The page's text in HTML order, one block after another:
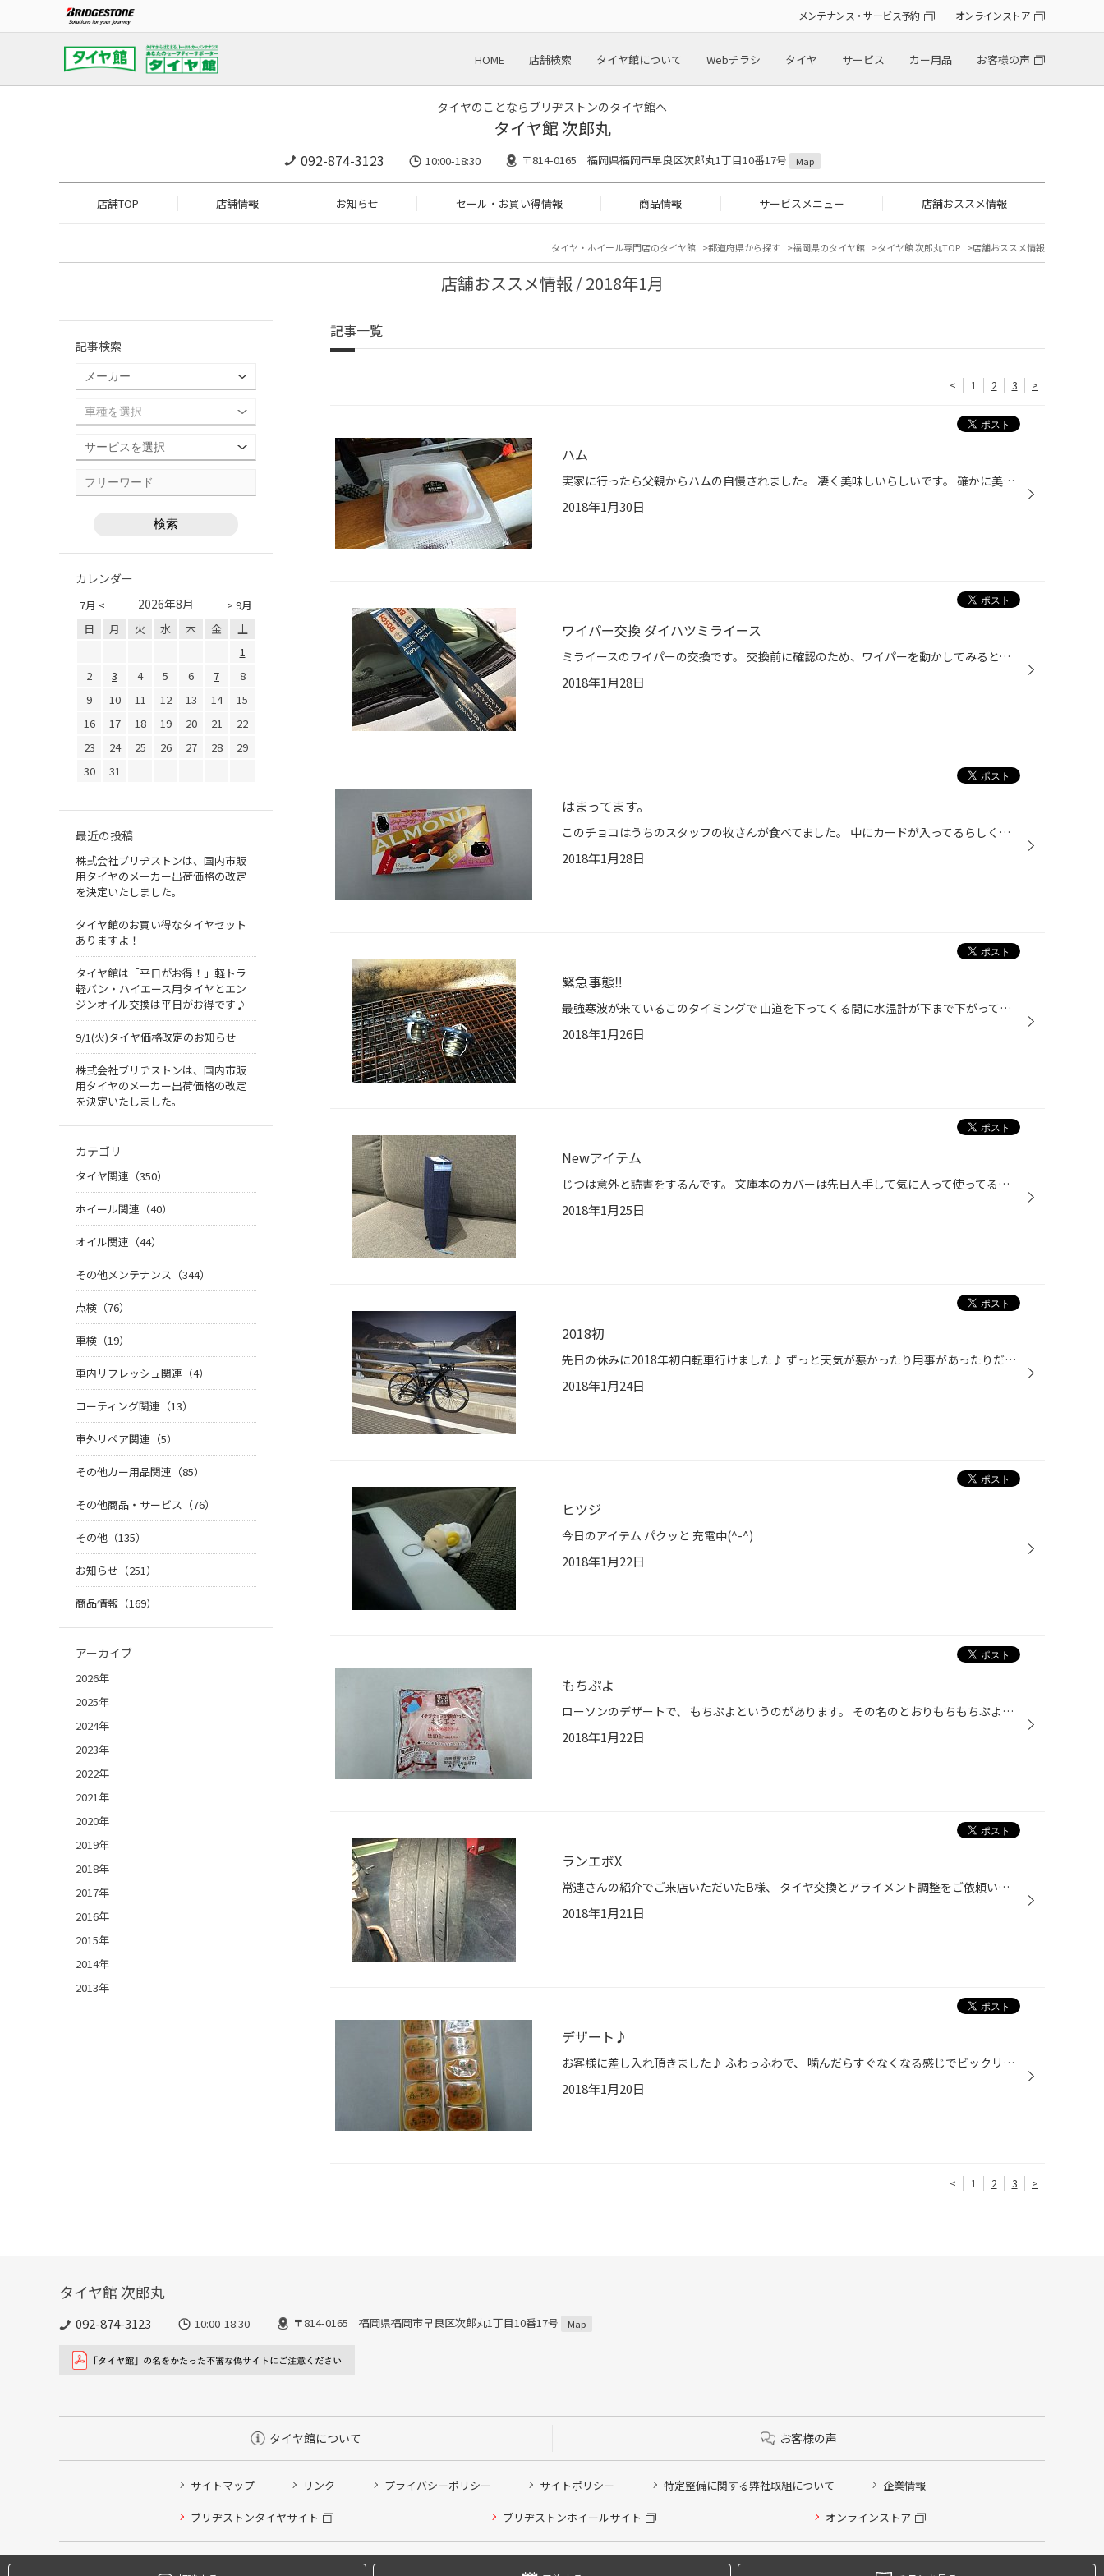
メンテナンス・サービス予約 オンラインストア
HOME 店舗検索 タイヤ館について Webチラシ タイヤ サービス カー用品 お客様の声
タイヤのことならブリヂストンのタイヤ館へ
タイヤ館 次郎丸
092-874-3123 10:00-18:30 〒814-0165 福岡県福岡市早良区次郎丸1丁目10番17号 Map
店舗TOP 店舗情報 お知らせ セール・お買い得情報 商品情報 サービスメニュー 店舗おススメ情報
タイヤ・ホイール専門店のタイヤ館 都道府県から探す 福岡県のタイヤ館 タイヤ館 次郎丸TOP 店舗おススメ情報
店舗おススメ情報 / 2018年1月
記事一覧
< 1 2 3 >
ハム
実家に行ったら父親からハムの自慢されました。 凄く美味しいらしいです。 確かに美味しかった（もちろん食べました）。笑
2018年1月30日
ワイパー交換 ダイハツミライース
ミライースのワイパーの交換です。 交換前に確認のため、ワイパーを動かしてみると、 「ゴゴゴゴ、ゴゴゴゴ」っとゴムがうなってます(ーー;) だいたい半年～1年程度で寿命です。 新しく付けるのは、ボッシュ ファイングラファイト (^_^)v カチっと外して カチっとはめて ウォッシャ液を無料補充！ ...
2018年1月28日
はまってます。
このチョコはうちのスタッフの牧さんが食べてました。 中にカードが入ってるらしく、 全部で100種類。 何のカードが出るのか楽しみで、 いつの間にか私まで買いまくってました。笑
2018年1月28日
緊急事態‼︎
最強寒波が来ているこのタイミングで 山道を下ってくる間に水温計が下まで下がってエアコンから 冷風しか出ない！という事態に(ToT) どうやらサーモスタットがやられたようです⤵︎ 最近、燃費が落ちたと思ってたのもコレが原因か⁉︎ 交換して、走りも環境も快適になりました(^-^)
2018年1月26日
Newアイテム
じつは意外と読書をするんです。 文庫本のカバーは先日入手して気に入って使ってるのがあるんですが、 ハードカバーのカバーがなかなかいい感じのに巡り会えず 本屋さんで付けてもらった紙のヤツを使い回していました。 が、とうとう出会えた！ コレ、なかなか優れモノで いろんなサイズに対応して...
2018年1月25日
2018初
先日の休みに2018年初自転車行けました♪ ずっと天気が悪かったり用事があったりだったので ちょっと気温が低かったのですが張り切って行ってきました(^-^) 最近お気に入りの近場のコース 下りの寒さにビビってご無沙汰だった間にお店が出来てました！ 早く暖かくならんかなぁ~
2018年1月24日
ヒツジ
今日のアイテム パクッと 充電中(^-^)
2018年1月22日
もちぷよ
ローソンのデザートで、 もちぷよというのがあります。 その名のとおりもちもちぷよぷよ。 これのイチゴがでてたので買ってみました。 さすが裏切りませんな～笑
2018年1月22日
ランエボX
常連さんの紹介でご来店いただいたB様、 タイヤ交換とアライメント調整をご依頼いただきました(^-^) 純正タイヤはこんな状態。 結構、内減りしていたので、 ポテンザRE-71R❗️ とアライメント調整。 コレでバッチリ。
2018年1月21日
デザート♪
お客様に差し入れ頂きました♪ ふわっふわで、 噛んだらすぐなくなる感じでビックリ！笑
2018年1月20日
< 1 2 3 >
記事検索
カレンダー
7月 < > 9月
2026年8月
日 月 火 水 木 金
土
1
2
3 4 5 6 7
8
9
10 11 12 13 14
15
16
17 18 19 20 21
22
23
24 25 26 27 28
29
30
31
最近の投稿
株式会社ブリヂストンは、国内市販
用タイヤのメーカー出荷価格の改定
を決定いたしました。
タイヤ館のお買い得なタイヤセット
ありますよ！
タイヤ館は「平日がお得！」軽トラ
軽バン・ハイエース用タイヤとエン
ジンオイル交換は平日がお得です♪
9/1(火)タイヤ価格改定のお知らせ
株式会社ブリヂストンは、国内市販
用タイヤのメーカー出荷価格の改定
を決定いたしました。
カテゴリ
タイヤ関連（350）
ホイール関連（40）
オイル関連（44）
その他メンテナンス（344）
点検（76）
車検（19）
車内リフレッシュ関連（4）
コーティング関連（13）
車外リペア関連（5）
その他カー用品関連（85）
その他商品・サービス（76）
その他（135）
お知らせ（251）
商品情報（169）
アーカイブ
2026年
2025年
2024年
2023年
2022年
2021年
2020年
2019年
2018年
2017年
2016年
2015年
2014年
2013年
タイヤ館 次郎丸
092-874-3123 10:00-18:30 〒814-0165 福岡県福岡市早良区次郎丸1丁目10番17号 Map
タイヤ館について お客様の声
サイトマップ リンク プライバシーポリシー サイトポリシー 特定整備に関する弊社取組について 企業情報
ブリヂストンタイヤサイト ブリヂストンホイールサイト オンラインストア
Copyright © 2024 Bridgestone Retail Co.,Ltd. All rights Reserved.
タイヤ点検・安全点検/タイヤ履き替え/オイル交換/その他ピット作業の予約
クローク契約会員専用タイヤ履き替え※タイヤ履き替えを希望のクローク契約会員の方はこちらを選択ください
本日のタイヤ履き替え順番待ち予約 ※クローク契約会員の方はご利用いただけません